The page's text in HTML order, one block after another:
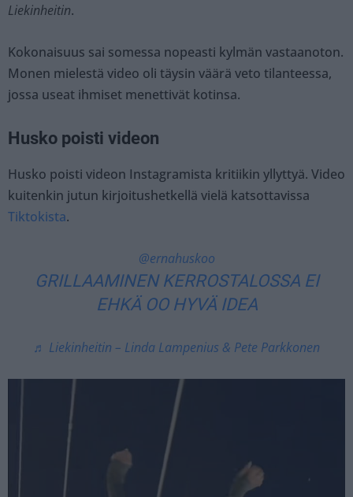
Liekinheitin.
Kokonaisuus sai somessa nopeasti kylmän vastaanoton.
Monen mielestä video oli täysin väärä veto tilanteessa,
jossa useat ihmiset menettivät kotinsa.
Husko poisti videon
Husko poisti videon Instagramista kritiikin yllyttyä. Video
kuitenkin jutun kirjoitushetkellä vielä katsottavissa
Tiktokista.
@ernahuskoo
GRILLAAMINEN KERROSTALOSSA EI
EHKÄ OO HYVÄ IDEA
♬ Liekinheitin – Linda Lampenius & Pete Parkkonen